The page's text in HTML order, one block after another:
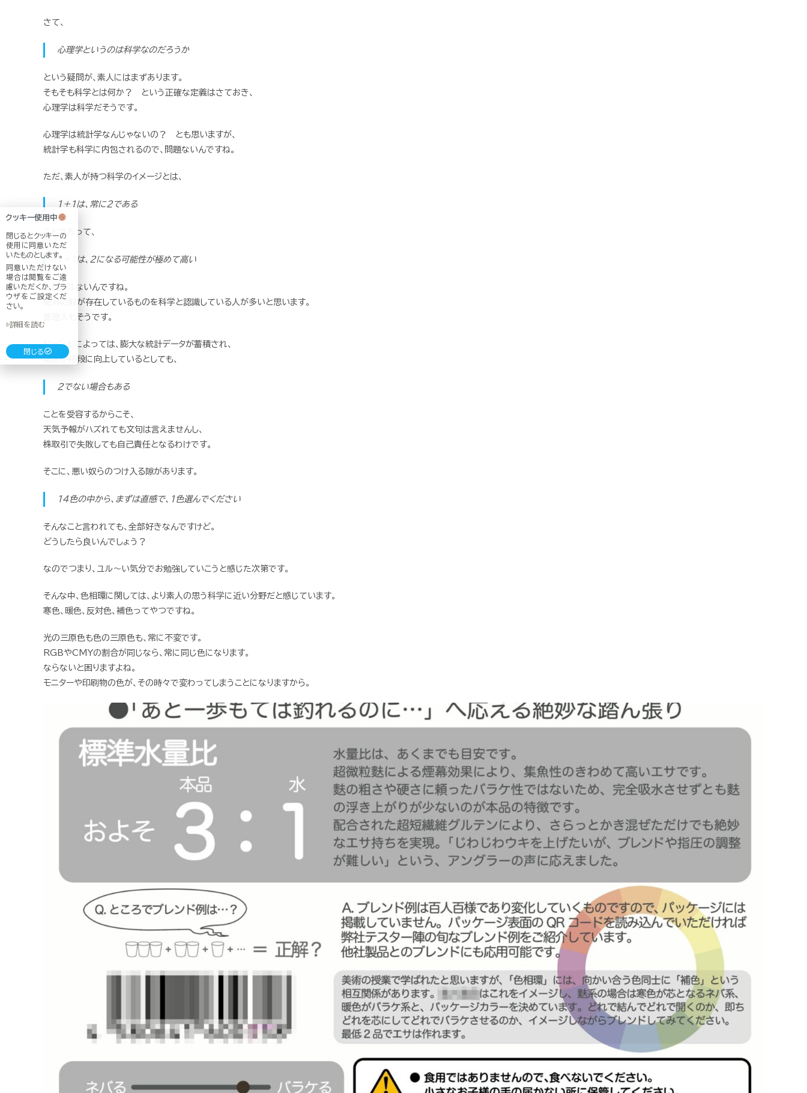
さて、
心理学というのは科学なのだろうか
という疑問が、素人にはまずあります。
そもそも科学とは何か？ という正確な定義はさておき、
心理学は科学だそうです。
心理学は統計学なんじゃないの？ とも思いますが、
統計学も科学に内包されるので、問題ないんですね。
ただ、素人が持つ科学のイメージとは、
1＋1は、常に2である
ことであって、
1＋1は、2になる可能性が極めて高い
ことではないんですね。
絶対の解が存在しているものを科学と認識している人が多いと思います。
管理人もそうです。
ジャンルによっては、膨大な統計データが蓄積され、
精度が格段に向上しているとしても、
2でない場合もある
ことを受容するからこそ、
天気予報がハズれても文句は言えませんし、
株取引で失敗しても自己責任となるわけです。
そこに、悪い奴らのつけ入る隙があります。
14色の中から、まずは直感で、1色選んでください
そんなこと言われても、全部好きなんですけど。
どうしたら良いんでしょう？
なのでつまり、ユル〜い気分でお勉強していこうと感じた次第です。
そんな中、色相環に関しては、より素人の思う科学に近い分野だと感じています。
寒色、暖色、反対色、補色ってやつですね。
光の三原色も色の三原色も、常に不変です。
RGBやCMYの割合が同じなら、常に同じ色になります。
ならないと困りますよね。
モニターや印刷物の色が、その時々で変わってしまうことになりますから。
クッキー使用中
閉じるとクッキーの
使用に同意いただ
いたものとします。
同意いただけない
場合は閲覧をご遠
慮いただくか、ブラ
ウザをご設定くだ
さい。
▷詳細を読む
閉じる